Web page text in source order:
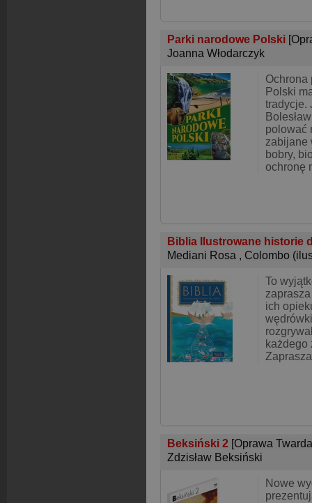
Parki narodowe Polski
Joanna Włodarczyk
Ochrona
Polski
tradycje.
polować
zabijane
bobry,
ochronę
Biblia Ilustrowane historie
Mediani Rosa , Colombo
To
ich
każdego
Beksiński 2 [Oprawa
Zdzisław Beksiński
Nowe